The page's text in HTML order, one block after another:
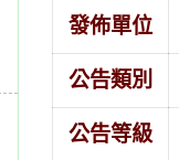
發佈單位
公告類別
公告等級